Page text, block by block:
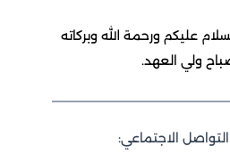
عليكم ورحمة الله وبركاته
ولي العهد.
الاجتماعي: